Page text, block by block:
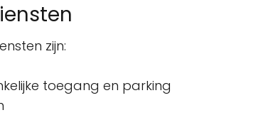
zijn:
toegang en parking